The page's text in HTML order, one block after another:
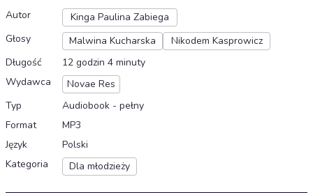
Autor
Kinga Paulina Zabiega
Głosy
Malwina Kucharska
Nikodem Kasprowicz
Długość
12 godzin 4 minuty
Wydawca
Novae Res
Typ
Audiobook - pełny
Format
MP3
Język
Polski
Kategoria
Dla młodzieży